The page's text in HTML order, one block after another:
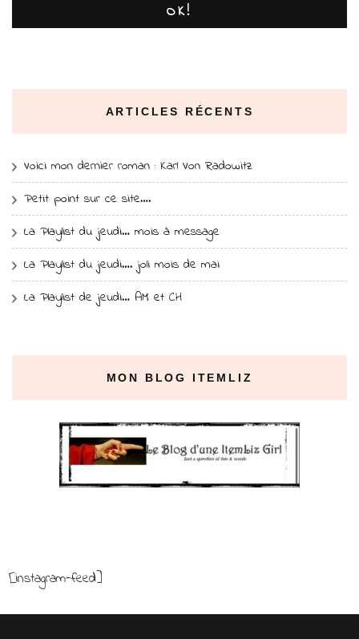
OK!
ARTICLES RÉCENTS
Voici mon dernier roman : Karl Von Radowitz
Petit point sur ce site….
La Playlist du jeudi… mois à message
La Playlist du jeudi…. joli mois de mai
La Playlist de jeudi… AM et CH
MON BLOG ITEMLIZ
[instagram-feed]